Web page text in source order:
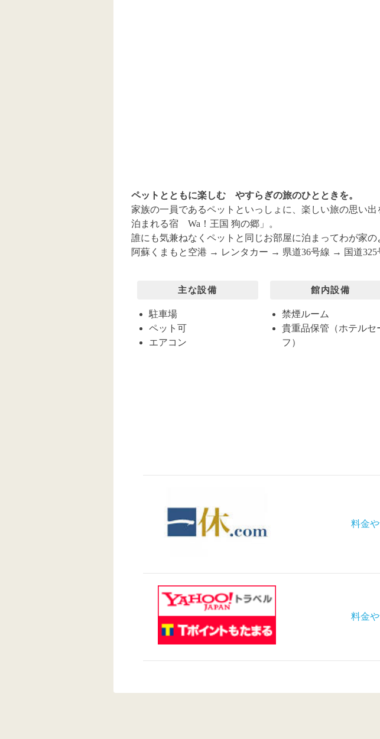
ペットとともに楽しむ やすらぎの旅のひとときを。
家族の一員であるペットといっしょに、楽しい旅の思い
泊まれる宿 Wa！王国 狗の郷」。
誰にも気兼ねなくペットと同じお部屋に泊まってわが家
阿蘇くまもと空港 → レンタカー → 県道36号線 → 国道325
主な設備
駐車場
ペット可
エアコン
館内設備
禁煙ルーム
貴重品保管（ホテルセ
フ）
料金
料金